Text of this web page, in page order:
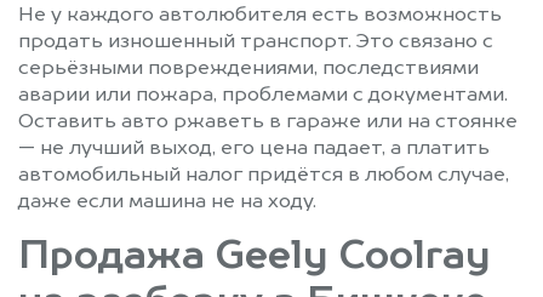
Не у каждого автолюбителя есть возможность
продать изношенный транспорт. Это связано с
серьёзными повреждениями, последствиями
аварии или пожара, проблемами с документами.
Оставить авто ржаветь в гараже или на стоянке
— не лучший выход, его цена падает, а платить
автомобильный налог придётся в любом случае,
даже если машина не на ходу.
Продажа Geely Coolray